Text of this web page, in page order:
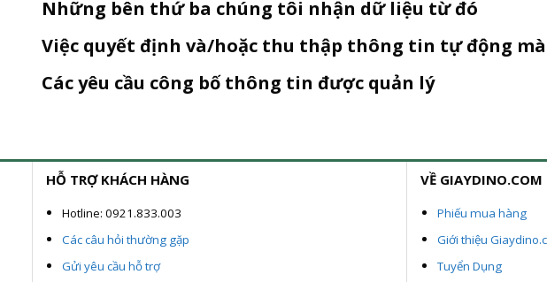
Những bên thứ ba chúng tôi nhận dữ liệu từ đó
Việc quyết định và/hoặc thu thập thông tin tự động
Các yêu cầu công bố thông tin được quản lý
HỖ TRỢ KHÁCH HÀNG
Hotline: 0921.833.003
Các câu hỏi thường gặp
Gửi yêu cầu hỗ trợ
VỀ GIAYDINO.COM
Phiếu mua hàng
Giới thiệu
Tuyển Dụng